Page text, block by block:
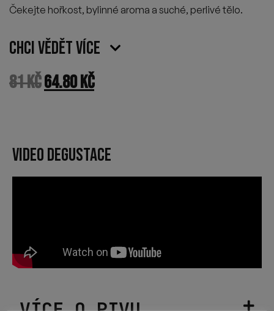
Čekejte hořkost, bylinné aroma a suché, perlivé tělo.
Chci vědět více
81Kč64.80Kč
VIDEO DEGUSTACE